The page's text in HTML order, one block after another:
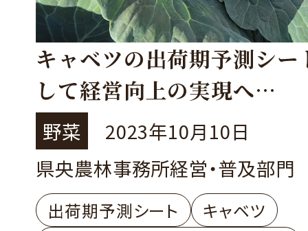
キャベツの出荷期予測シー
して経営向上の実現へ
茨城町 JA水戸茨城町キャ
部会
野菜
2023年10月10日
県央農林事務所経営・普及部門
出荷期予測シート
キャベツ